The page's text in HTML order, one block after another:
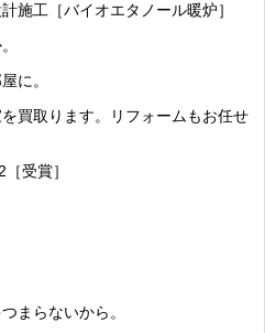
施工［バイオエタノール暖炉］
に。
買取ります。リフォームもお任せ
受賞］
まらないから。